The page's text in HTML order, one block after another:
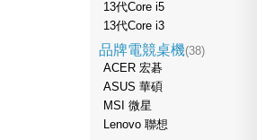
13代Core i5
13代Core i3
品牌電競桌機(38)
ACER 宏碁
ASUS 華碩
MSI 微星
Lenovo 聯想